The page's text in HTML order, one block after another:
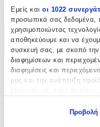
Εμείς και οι 1022
προσωπικά σας δεδομένα,
χρησιμοποιώντας
αποθηκεύουμε και να
συσκευή σας, με σκοπό την
διαφημίσεων και
διαφημίσεις και
μας και την ανάπτυξη
Προβολή
Κουμπιά
Χαρακτηριστικά
+
Χαρακτηριστικά
Είδος: